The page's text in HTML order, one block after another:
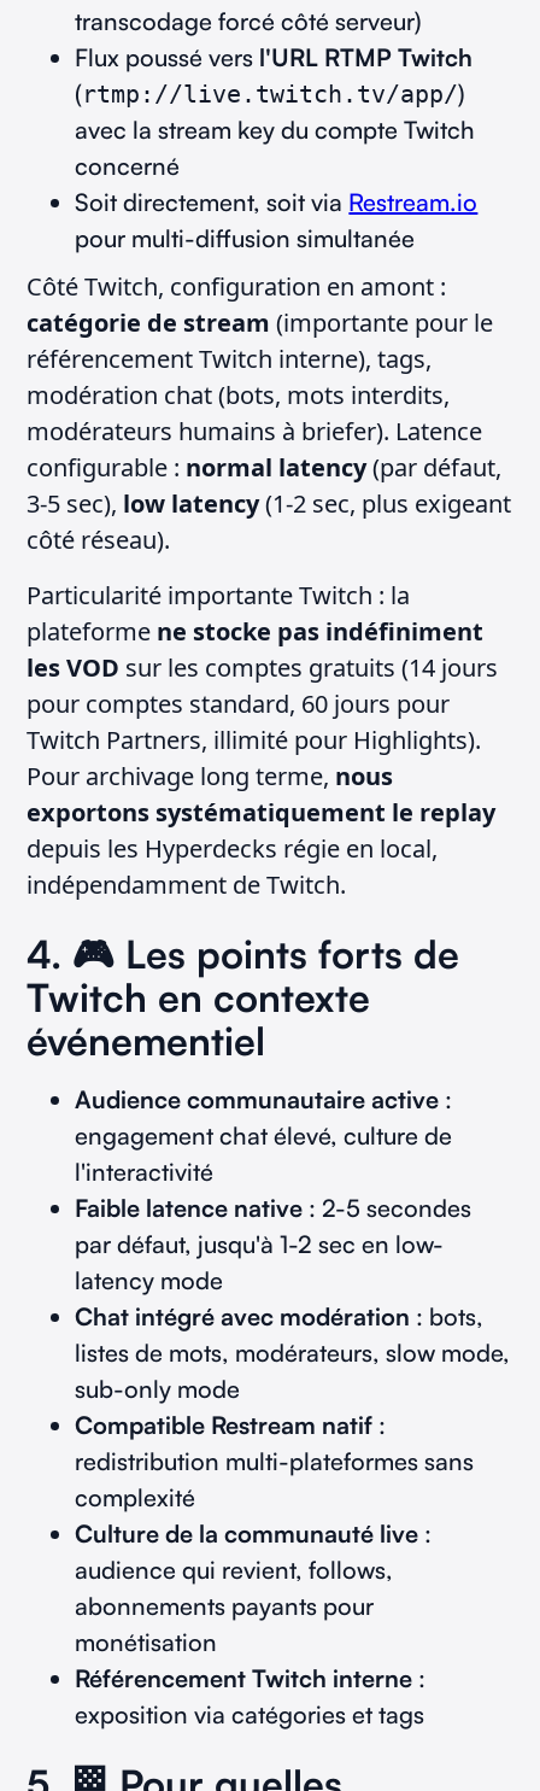
transcodage forcé côté serveur)
Flux poussé vers l'URL RTMP Twitch
(rtmp://live.twitch.tv/app/)
avec la stream key du compte Twitch
concerné
Soit directement, soit via Restream.io
pour multi-diffusion simultanée
Côté Twitch, configuration en amont :
catégorie de stream (importante pour le
référencement Twitch interne), tags,
modération chat (bots, mots interdits,
modérateurs humains à briefer). Latence
configurable : normal latency(par défaut,
3-5 sec), low latency(1-2 sec, plus exigeant
côté réseau).
Particularité importante Twitch : la
plateforme ne stocke pas indéfiniment
les VOD sur les comptes gratuits (14 jours
pour comptes standard, 60 jours pour
Twitch Partners, illimité pour Highlights).
Pour archivage long terme, nous
exportons systématiquement le replay
depuis les Hyperdecks régie en local,
indépendamment de Twitch.
4. 🎮 Les points forts de
Twitch en contexte
événementiel
Audience communautaire active :
engagement chat élevé, culture de
l'interactivité
Faible latence native : 2-5 secondes
par défaut, jusqu'à 1-2 sec en low-
latency mode
Chat intégré avec modération : bots,
listes de mots, modérateurs, slow mode,
sub-only mode
Compatible Restream natif :
redistribution multi-plateformes sans
complexité
Culture de la communauté live :
audience qui revient, follows,
abonnements payants pour
monétisation
Référencement Twitch interne :
exposition via catégories et tags